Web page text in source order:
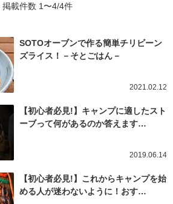
掲載件数 1〜4/4件
SOTOオーブンで作る簡単チリビーン
ズライス！－そとごはん－
2021.02.12
【初心者必見!】キャンプに適したスト
ーブって何があるのか答えます…
2019.06.14
【初心者必見!】これからキャンプを始
める人が迷わないように！おす…